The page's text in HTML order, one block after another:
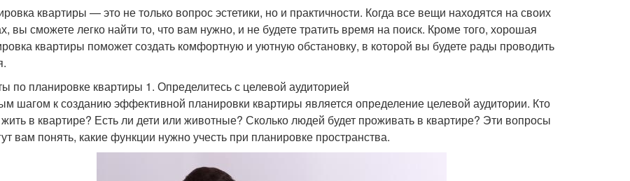
квартиры — это не только вопрос эстетики, но и практичности. Когда все вещи находятся на своих
вы сможете легко найти то, что вам нужно, и не будете тратить время на поиск. Кроме того, хорошая
квартиры поможет создать комфортную и уютную обстановку, в которой вы будете рады проводить
по планировке квартиры 1. Определитесь с целевой аудиторией
шагом к созданию эффективной планировки квартиры является определение целевой аудитории. Кто
жить в квартире? Есть ли дети или животные? Сколько людей будет проживать в квартире? Эти вопросы
вам понять, какие функции нужно учесть при планировке пространства.